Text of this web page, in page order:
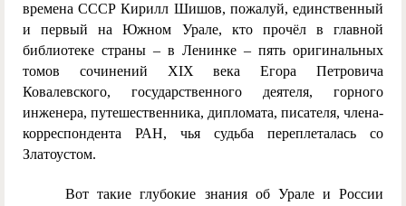
времена СССР Кирилл Шишов, пожалуй, единственный
и первый на Южном Урале, кто прочёл в главной
библиотеке страны – в Ленинке – пять оригинальных
томов сочинений XIX века Егора Петровича
Ковалевского, государственного деятеля, горного
инженера, путешественника, дипломата, писателя, члена-
корреспондента РАН, чья судьба переплеталась со
Златоустом.
Вот такие глубокие знания об Урале и России